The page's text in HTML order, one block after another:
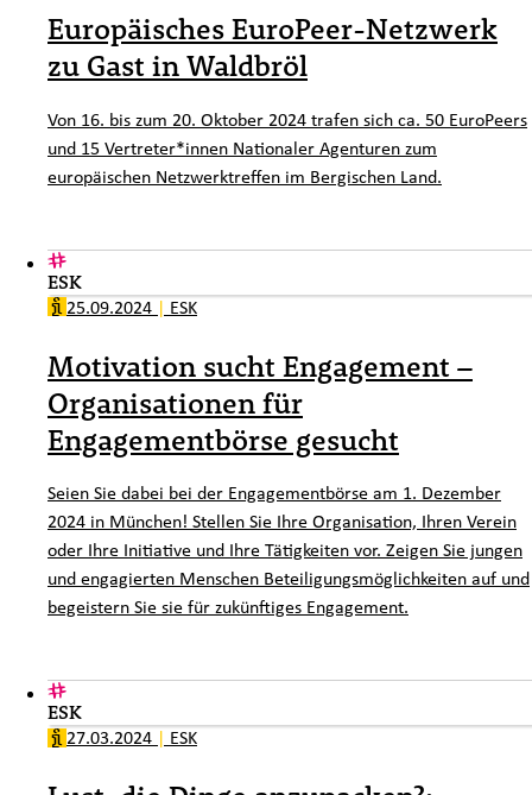
Europäisches EuroPeer-Netzwerk
zu Gast in Waldbröl
Von 16. bis zum 20. Oktober 2024 trafen sich ca. 50 EuroPeers
und 15 Vertreter*innen Nationaler Agenturen zum
europäischen Netzwerktreffen im Bergischen Land.
ESK
25.09.2024 | ESK
Motivation sucht Engagement –
Organisationen für
Engagementbörse gesucht
Seien Sie dabei bei der Engagementbörseam 1. Dezember
2024 in München! Stellen Sie Ihre Organisation, Ihren Verein
oder Ihre Initiative und Ihre Tätigkeiten vor. Zeigen Sie jungen
und engagierten Menschen Beteiligungsmöglichkeiten auf und
begeistern Sie sie für zukünftiges Engagement.
ESK
27.03.2024 | ESK